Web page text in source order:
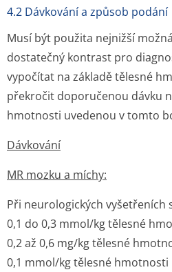
4.2 Dávkování a způsob podání
Musí být použita nejnižší
dostatečný kontrast pro
vypočítat na základě tělesné
překročit doporučenou dávku
hmotnosti uvedenou v tomto
Dávkování
MR mozku a míchy:
Při neurologických vyšetřeních
0,1 do 0,3 mmol/kg tělesné
0,2 až 0,6 mg/kg tělesné
0,1 mmol/kg tělesné